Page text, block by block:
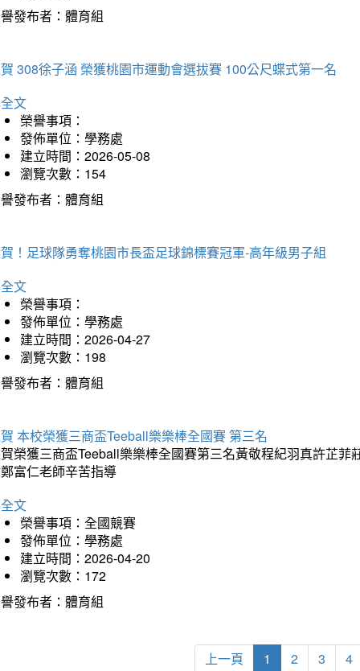
發布者：體育組
308徐子涵 榮獲桃園市運動會選拔賽 100公尺蝶式第一名
文
榮譽事項：
發佈單位：學務處
建立時間：2026-05-08
瀏覽次數：154
發布者：體育組
！足球隊勇奪桃園市長盃足球錦標賽冠軍-高年級男子組
文
榮譽事項：
發佈單位：學務處
建立時間：2026-04-27
瀏覽次數：198
發布者：體育組
本校榮獲三商盃Teeball樂樂棒全國賽 第三名
榮獲三商盃Teeball樂樂棒全國賽第三名黃敬程紀羽真許芷
富仁老師辛苦指導
文
榮譽事項：全國競賽
發佈單位：學務處
建立時間：2026-04-20
瀏覽次數：172
發布者：體育組
上一頁 1 2 3 4